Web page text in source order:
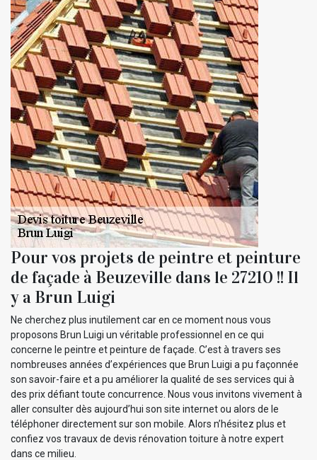
Pour vos projets de peintre et peinture
de façade à Beuzeville dans le 27210 !! Il
y a Brun Luigi
Ne cherchez plus inutilement car en ce moment nous vous
proposons Brun Luigi un véritable professionnel en ce qui
concerne le peintre et peinture de façade. C’est à travers ses
nombreuses années d’expériences que Brun Luigi a pu façonnée
son savoir-faire et a pu améliorer la qualité de ses services qui à
des prix défiant toute concurrence. Nous vous invitons vivement à
aller consulter dès aujourd’hui son site internet ou alors de le
téléphoner directement sur son mobile. Alors n’hésitez plus et
confiez vos travaux de devis rénovation toiture à notre expert
dans ce milieu.